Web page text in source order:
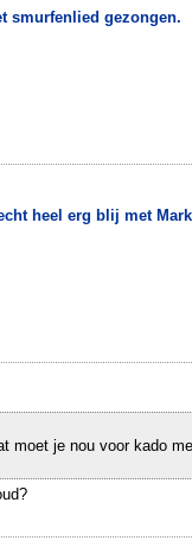
smurfenlied gezongen.
heel erg blij met
moet je nou voor kado